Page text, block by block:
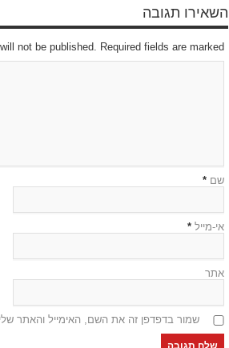
השאירו תגובה
not be published. Required fields are marked
שם *
אי-מייל *
אתר
שמור בדפדפן זה את השם, האימייל והאתר